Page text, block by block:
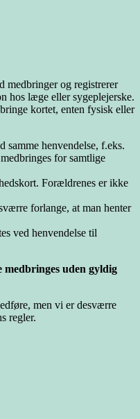
medbringer og registrerer
hos læge eller sygeplejerske.
kortet, enten fysisk eller
samme henvendelse, f.eks.
for samtlige
Forældrenes er ikke
forlange, at man henter
ved henvendelse til
uden gyldig
men vi er desværre
regler.